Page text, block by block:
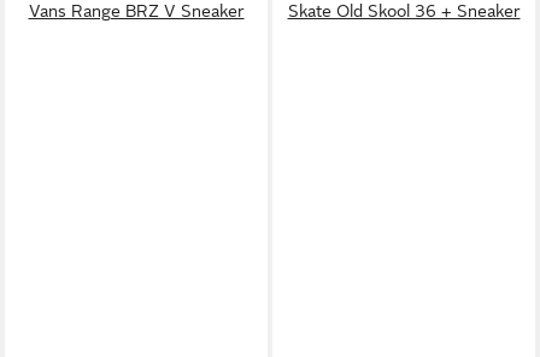
Vans Range BRZ V Sneaker Skate Old Skool 36 + Sneaker